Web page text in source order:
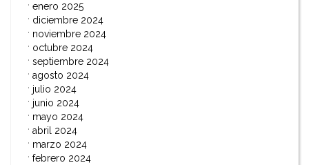
enero 2025
diciembre 2024
noviembre 2024
octubre 2024
septiembre 2024
agosto 2024
julio 2024
junio 2024
mayo 2024
abril 2024
marzo 2024
febrero 2024